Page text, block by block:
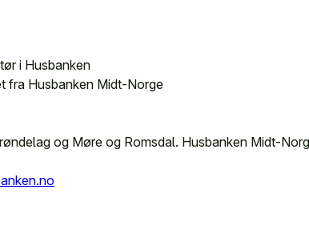
i Husbanken
fra Husbanken Midt-Norge
og Møre og Romsdal. Husbanken Midt-